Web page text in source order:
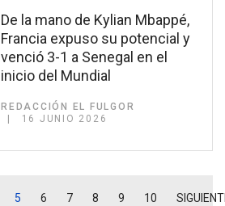
De la mano de Kylian Mbappé,
Francia expuso su potencial y
venció 3-1 a Senegal en el
inicio del Mundial
REDACCIÓN EL FULGOR
16 JUNIO 2026
5 6 7 8 9 10